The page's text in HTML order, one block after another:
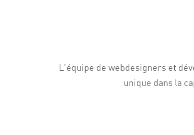
L’équipe de webdesigners et
unique dans la